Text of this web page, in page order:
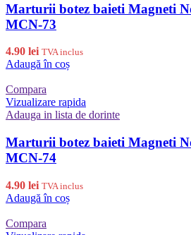
Marturii botez baieti Magneti
MCN-73
4.90 lei TVA inclus
Adaugă în coș
Compara
Vizualizare rapida
Adauga in lista de dorinte
Marturii botez baieti Magneti
MCN-74
4.90 lei TVA inclus
Adaugă în coș
Compara